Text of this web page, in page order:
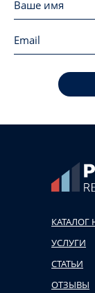
УСЛУГИ
СТАТЬИ
ОТЗЫВЫ